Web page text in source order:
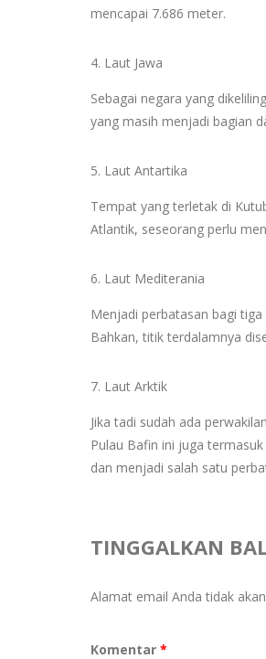
mencapai 7.686 meter.
4. Laut Jawa
Sebagai negara yang
yang masih menjadi bagian
5. Laut Antartika
Tempat yang terletak di
Atlantik, seseorang perlu
6. Laut Mediterania
Menjadi perbatasan bagi
Bahkan, titik terdalamnya
7. Laut Arktik
Jika tadi sudah ada
Pulau Bafin ini juga
dan menjadi salah satu
TINGGALKAN
Alamat email Anda tidak
Komentar *